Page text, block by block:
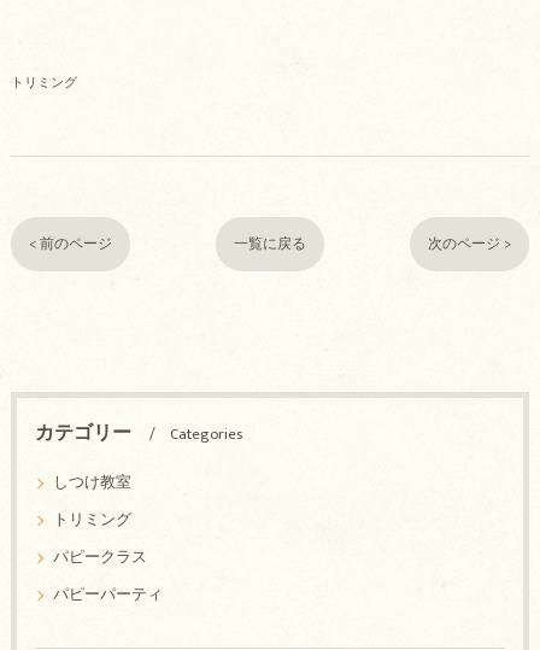
トリミング
< 前のページ 一覧に戻る 次のページ >
カテゴリー
Categories
しつけ教室
トリミング
パピークラス
パピーパーティ